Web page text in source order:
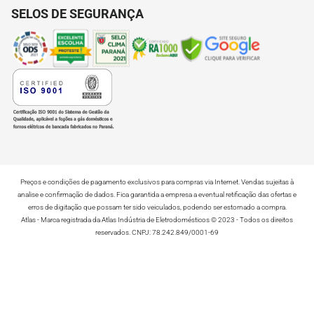
SELOS DE SEGURANÇA
Preços e condições de pagamento exclusivos para compras via Internet. Vendas sujeitas à
analise e confirmação de dados. Fica garantida a empresa a eventual retificação das ofertas e
erros de digitação que possam ter sido veiculados, podendo ser estornado a compra.
Atlas - Marca registrada da Atlas Indústria de Eletrodomésticos © 2023 - Todos os direitos
reservados. CNPJ: 78.242.849/0001-69